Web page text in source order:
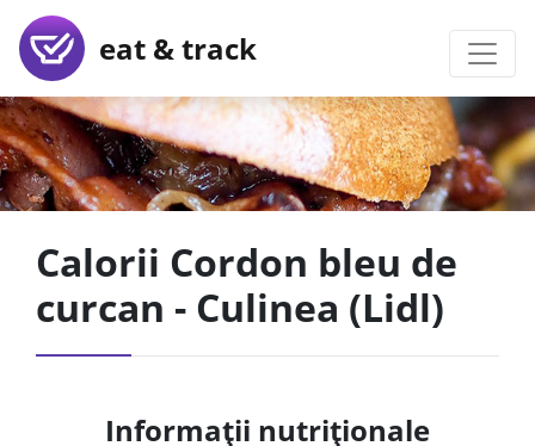
eat & track
Calorii Cordon bleu de
curcan - Culinea (Lidl)
Informații nutriționale